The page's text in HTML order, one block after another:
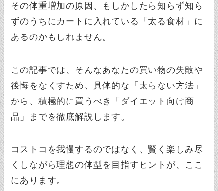
その体重増加の原因、もしかしたら知らず知ら
ずのうちにカートに入れている「太る食材」に
あるのかもしれません。
この記事では、そんなあなたの買い物の失敗や
後悔をなくすため、具体的な「太らない方法」
から、積極的に買うべき「ダイエット向け商
品」までを徹底解説します。
コストコを我慢するのではなく、賢く楽しみ尽
くしながら理想の体型を目指すヒントが、ここ
にあります。